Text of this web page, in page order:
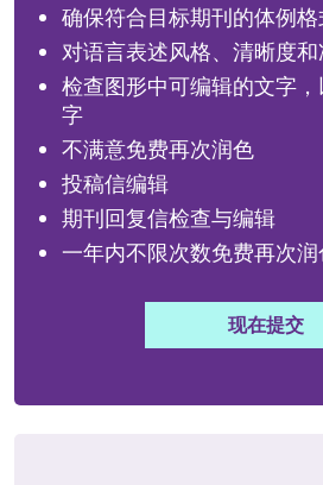
确保符合目标期刊的体例
对语言表述风格、清晰度
检查图形中可编辑的文字
字
不满意免费再次润色
投稿信编辑
期刊回复信检查与编辑
一年内不限次数免费再次
现在提交